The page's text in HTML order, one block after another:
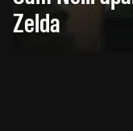
Zelda